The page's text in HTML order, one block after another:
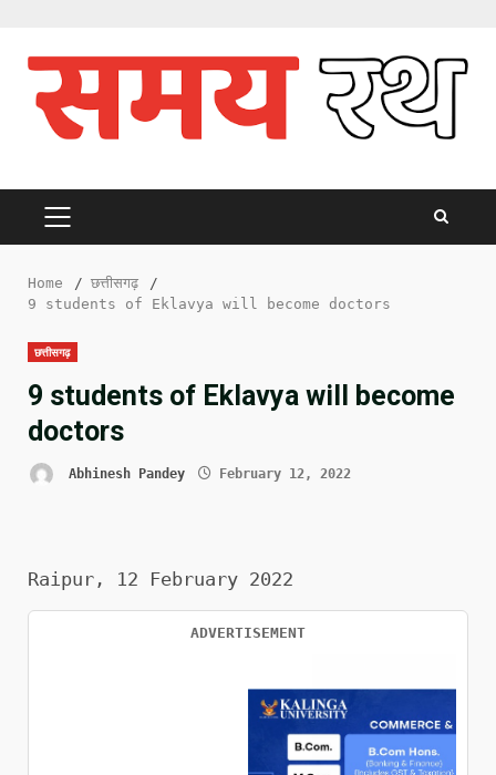
content
PRIMARY
Home
छत्तीसगढ़
9 students of Eklavya will become doctors
छत्तीसगढ़
9 students of Eklavya will become
doctors
Abhinesh Pandey February 12, 2022
Raipur, 12 February 2022
ADVERTISEMENT